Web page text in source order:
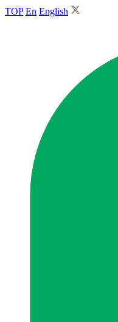
TOP En English